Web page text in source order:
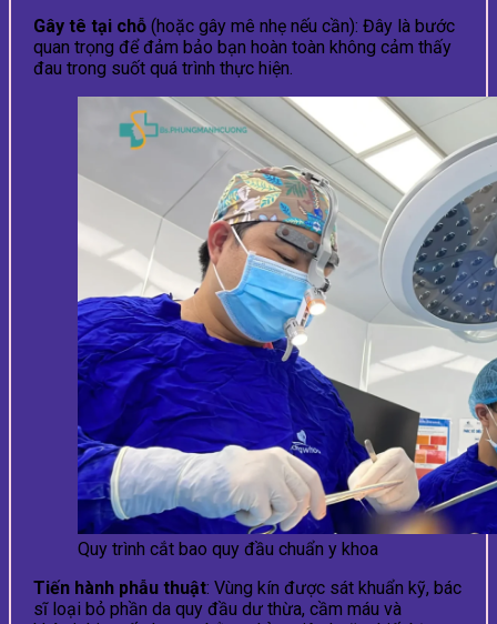
Gây tê tại chỗ (hoặc gây mê nhẹ nếu cần): Đây là bước
quan trọng để đảm bảo bạn hoàn toàn không cảm thấy
đau trong suốt quá trình thực hiện.
Quy trình cắt bao quy đầu chuẩn y khoa
Tiến hành phẫu thuật: Vùng kín được sát khuẩn kỹ, bác
sĩ loại bỏ phần da quy đầu dư thừa, cầm máu và